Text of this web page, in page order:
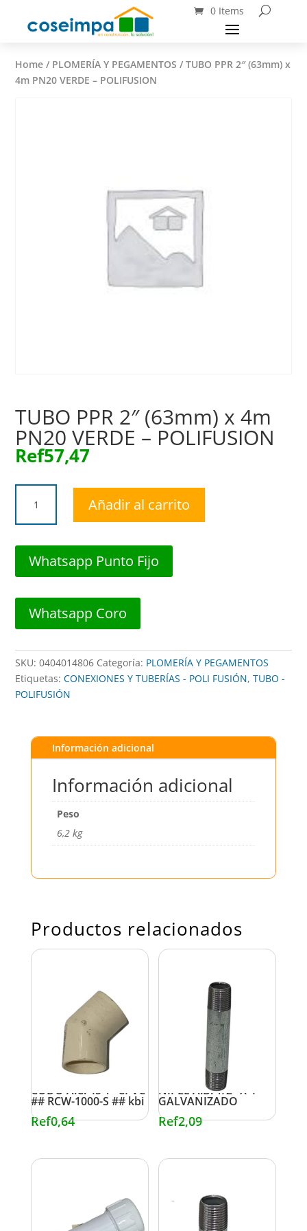
0 Items
Home / PLOMERÍA Y PEGAMENTOS / TUBO PPR 2″ (63mm) x
4m PN20 VERDE – POLIFUSION
TUBO PPR 2″ (63mm) x 4m
PN20 VERDE – POLIFUSION
Ref57,47
2"
VERDE
cantidad
Añadir al carrito
Whatsapp Punto Fijo
Whatsapp Coro
SKU:0404014806 Categoría: PLOMERÍA Y PEGAMENTOS
Etiquetas:CONEXIONES Y TUBERÍAS - POLI FUSIÓN,TUBO -
POLIFUSIÓN
Información adicional
Información adicional
Peso
6,2 kg
Productos relacionados
CODO A.C. 45 1″ CPVC
## RCW-1000-S ## kbi
Ref0,64
NIPLE A.B. 1/2″ X 4″
GALVANIZADO
Ref2,09